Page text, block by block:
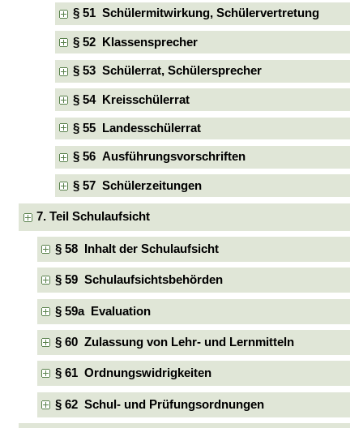
§ 51 Schülermitwirkung, Schülervertretung
§ 52 Klassensprecher
§ 53 Schülerrat, Schülersprecher
§ 54 Kreisschülerrat
§ 55 Landesschülerrat
§ 56 Ausführungsvorschriften
§ 57 Schülerzeitungen
7. Teil Schulaufsicht
§ 58 Inhalt der Schulaufsicht
§ 59 Schulaufsichtsbehörden
§ 59a Evaluation
§ 60 Zulassung von Lehr- und Lernmitteln
§ 61 Ordnungswidrigkeiten
§ 62 Schul- und Prüfungsordnungen